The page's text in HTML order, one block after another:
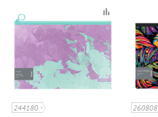
244180 260808